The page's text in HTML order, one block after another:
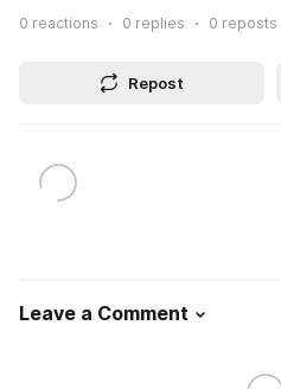
0 reactions 0 replies 0 reposts
Repost
Leave a Comment